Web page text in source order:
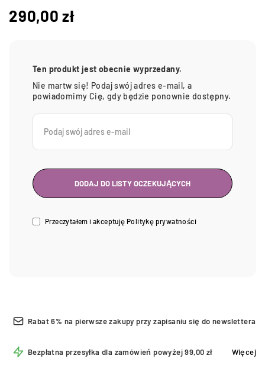
290,00zł
Ten produkt jest obecnie wyprzedany.
Nie martw się! Podaj swój adres e-mail, a
powiadomimy Cię, gdy będzie ponownie dostępny.
Przeczytałem i akceptuję Politykę prywatności
Rabat 6% na pierwsze zakupy przy zapisaniu się do newslettera
Bezpłatna przesyłka dla zamówień powyżej 99,00 zł Więcej